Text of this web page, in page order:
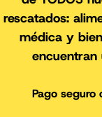
rescatados:
médica y
Pago seguro